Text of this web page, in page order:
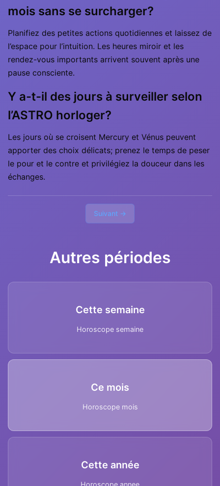
mois sans se surcharger?
Planifiez des petites actions quotidiennes et laissez de
l’espace pour l’intuition. Les heures miroir et les
rendez-vous importants arrivent souvent après une
pause consciente.
Y a-t-il des jours à surveiller selon
l’ASTRO horloger?
Les jours où se croisent Mercury et Vénus peuvent
apporter des choix délicats; prenez le temps de peser
le pour et le contre et privilégiez la douceur dans les
échanges.
Suivant →
Autres périodes
Cette semaine
Horoscope semaine
Ce mois
Horoscope mois
Cette année
Horoscope annee